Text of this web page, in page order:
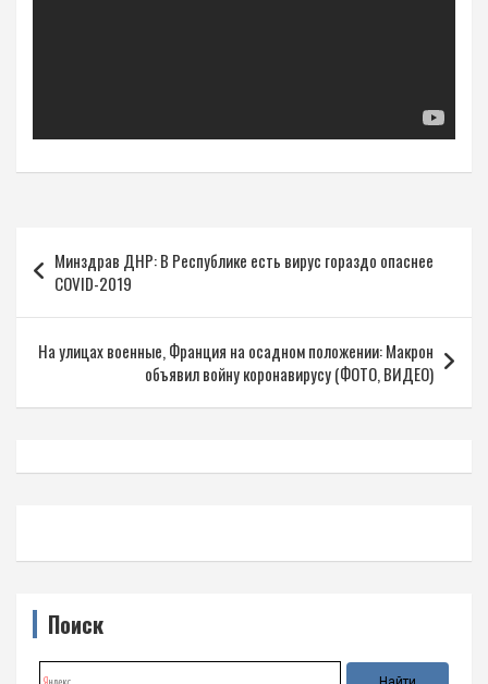
по
записям
Минздрав ДНР: В Республике есть вирус гораздо опаснее
COVID-2019
На улицах военные, Франция на осадном положении: Макрон
объявил войну коронавирусу (ФОТО, ВИДЕО)
Поиск